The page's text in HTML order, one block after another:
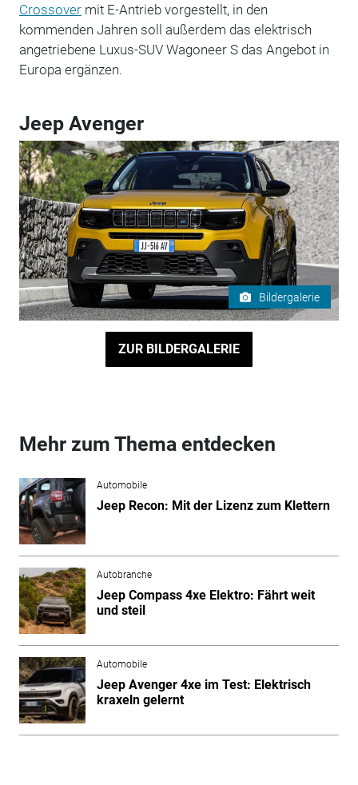
Crossovermit E-Antrieb vorgestellt, in den
kommenden Jahren soll außerdem das elektrisch
angetriebene Luxus-SUV Wagoneer S das Angebot in
Europa ergänzen.
Jeep Avenger
Bildergalerie
ZUR BILDERGALERIE
Mehr zum Thema entdecken
Automobile
Jeep Recon: Mit der Lizenz zum Klettern
Autobranche
Jeep Compass 4xe Elektro: Fährt weit
und steil
Automobile
Jeep Avenger 4xe im Test: Elektrisch
kraxeln gelernt